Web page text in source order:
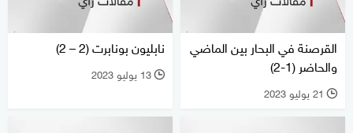
القرصنة في البحار بين الماضي
والحاضر (1-2)
l 21 يوليو 2023
نابليون بونابرت (2 – 2)
l 13 يوليو 2023